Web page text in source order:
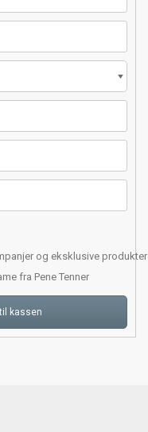
og eksklusive produkter
fra Pene Tenner